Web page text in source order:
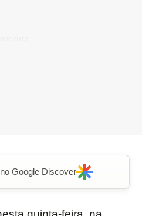
no Google Discover